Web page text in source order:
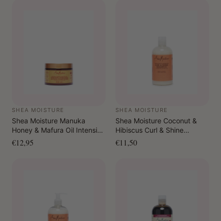
SHEA MOISTURE
Shea Moisture Manuka
Honey & Mafura Oil Intensive
Hydration Leave-In
Conditioner 326 ml
€12,95
SHEA MOISTURE
Shea Moisture Coconut &
Hibiscus Curl & Shine
Shampoo 384 ml
€11,50